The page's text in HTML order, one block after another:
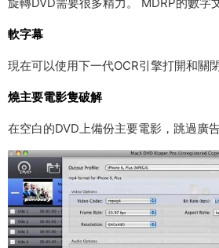
軟字幕
現在可以使用下一代OCR引擎打開和關
燒主要電影隻破解
在空白的DVD上備份主要電影，跳過廣